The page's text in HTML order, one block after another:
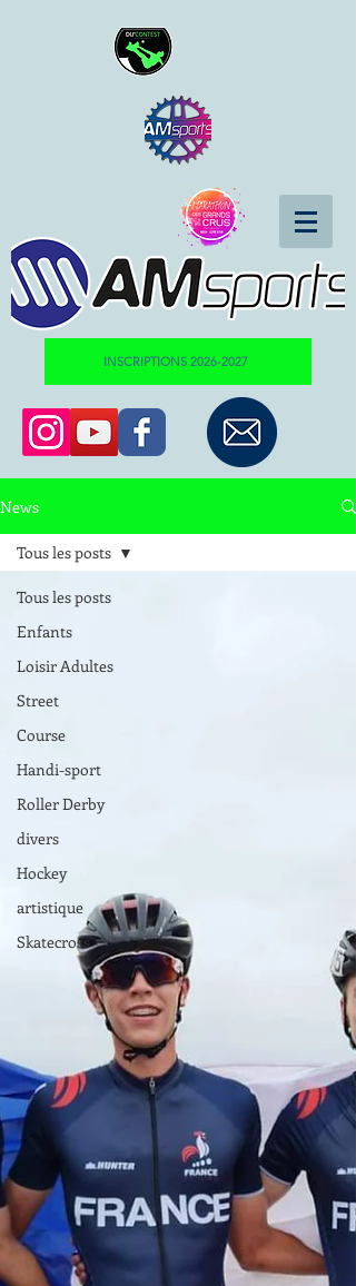
INSCRIPTIONS 2026-2027
News
Tous les posts
Enfants
Loisir Adultes
Street
Course
Handi-sport
Roller Derby
divers
Hockey
artistique
Skatecross
Tous les posts